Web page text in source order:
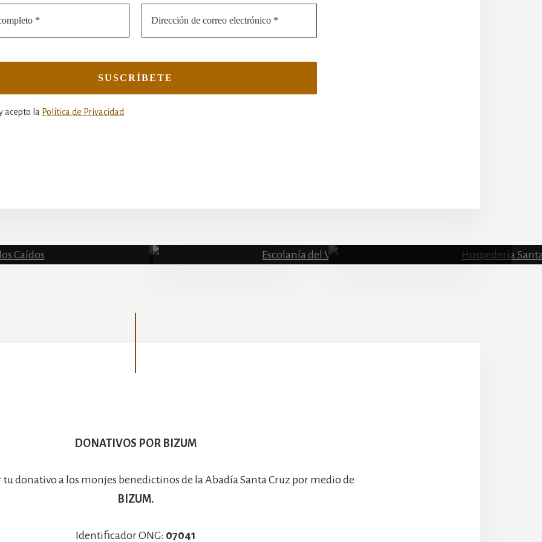
acepto la Política de Privacidad
DONATIVOS POR BIZUM
tu donativo a los monjes benedictinos de la Abadía Santa Cruz por medio de
BIZUM.
Identificador ONG: 07041